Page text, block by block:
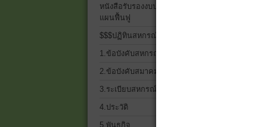
หนังสือรับรองงบประจำปี 2568 และ
แผนฟื้นฟู
$$$ปฏิทินสหกรณ์$$$
1.ข้อบังคับสหกรณ์
2.ข้อบังคับสมาคมฌาปนกิจฯ
3.ระเบียบสหกรณ์ ทั้งหมด
4.ประวัติ
5.พันธกิจ